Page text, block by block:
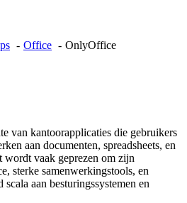
Office OnlyOffice
van kantoorapplicaties die gebruikers
aan documenten, spreadsheets, en
wordt vaak geprezen om zijn
sterke samenwerkingstools, en
aan besturingssystemen en